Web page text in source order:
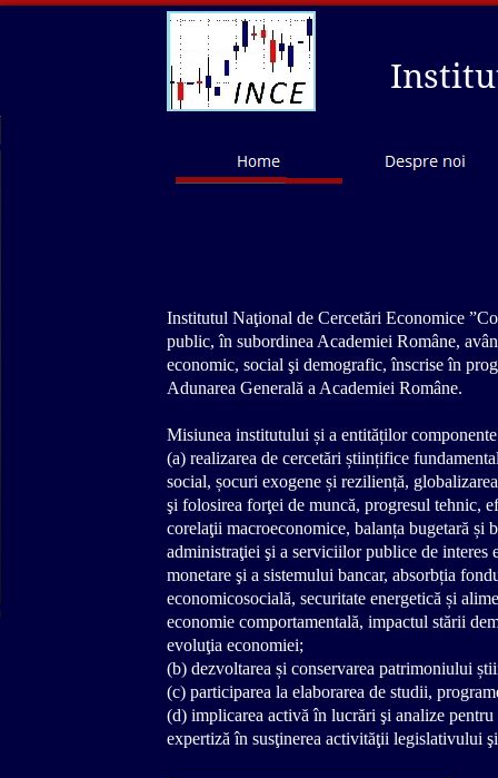
Institutul Naţional de Cercetări Economice
public, în subordinea Academiei Române,
economic, social şi demografic, înscrise în
Adunarea Generală a Academiei Române.
Misiunea institutului și a entităților
(a) realizarea de cercetări științifice
social, șocuri exogene și reziliență,
şi folosirea forţei de muncă, progresul tehnic,
corelaţii macroeconomice, balanța bugetară și
administraţiei şi a serviciilor publice de
monetare şi a sistemului bancar, absorbția
economicosocială, securitate energetică și
economie comportamentală, impactul stării
evoluţia economiei;
(b) dezvoltarea și conservarea patrimoniului
(c) participarea la elaborarea de studii,
(d) implicarea activă în lucrări şi analize
expertiză în susţinerea activităţii legislativului